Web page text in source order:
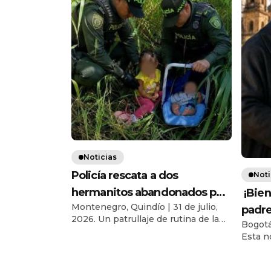
Noticias
Policía rescata a dos
hermanitos abandonados por
su progenitora en zona rural
de Montenegro, Quindío
Montenegro, Quindío | 31 de julio,
2026. Un patrullaje de rutina de la
de
Esta